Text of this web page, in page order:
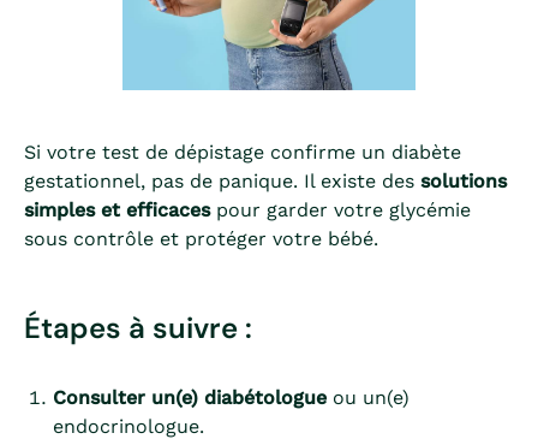
Si votre test de dépistage confirme un diabète
gestationnel, pas de panique. Il existe des solutions
simples et efficacespour garder votre glycémie
sous contrôle et protéger votre bébé.
Étapes à suivre :
Consulter un(e) diabétologue ou un(e)
endocrinologue.